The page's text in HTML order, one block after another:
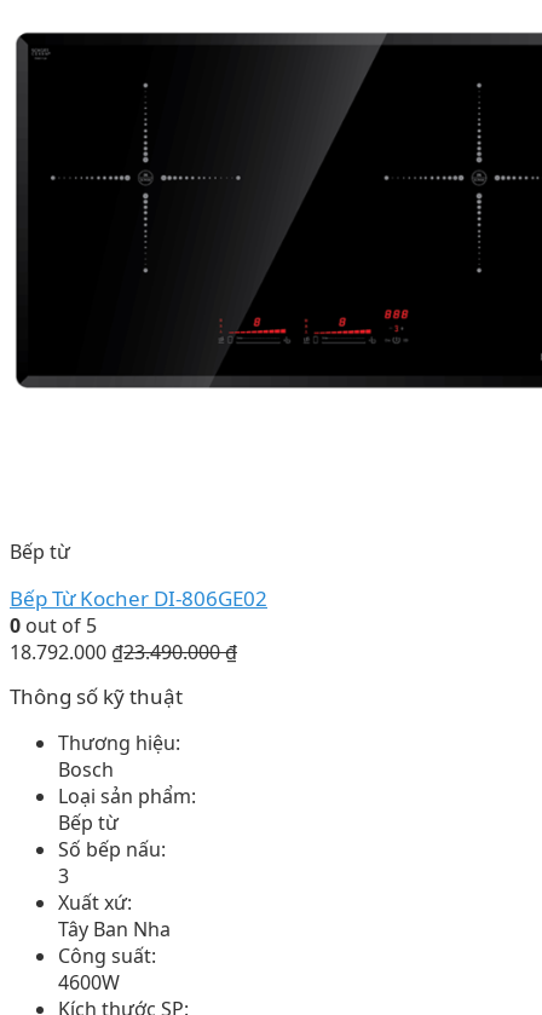
Bếp từ
Bếp Từ Kocher DI-806GE02
0 out of 5
18.792.000 ₫23.490.000₫
Thông số kỹ thuật
Thương hiệu:
Bosch
Loại sản phẩm:
Bếp từ
Số bếp nấu:
3
Xuất xứ:
Tây Ban Nha
Công suất:
4600W
Kích thước SP: